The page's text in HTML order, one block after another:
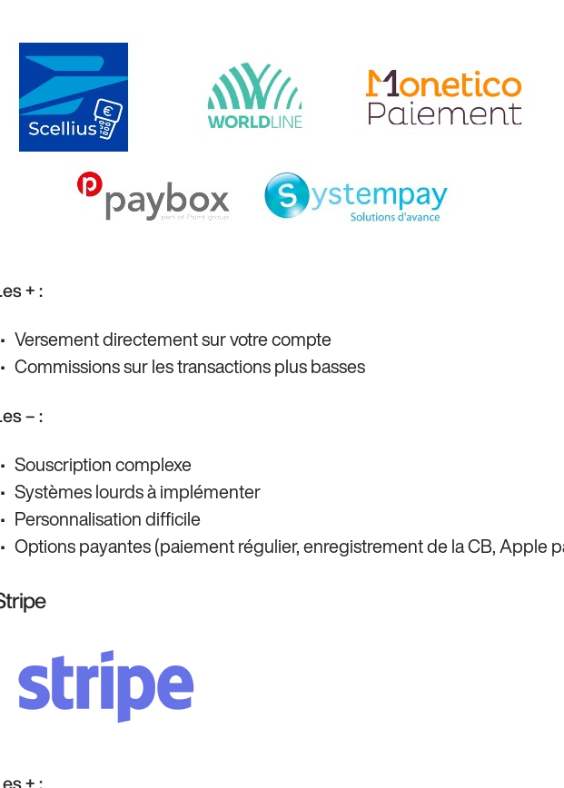
+ :
Versement directement sur votre compte
Commissions sur les transactions plus basses
– :
Souscription complexe
Systèmes lourds à implémenter
Personnalisation difficile
Options payantes (paiement régulier, enregistrement de la CB, Apple
+ :